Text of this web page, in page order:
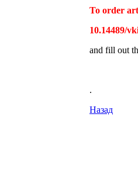
To order
10.14489/
and fill out
.
Назад